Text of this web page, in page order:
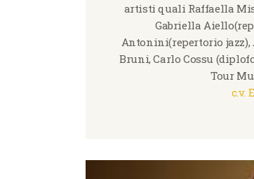
artisti quali Raffaella
Gabriella
Antonini(repertorio jazz),
Bruni, Carlo Cossu
Tour
c.v.